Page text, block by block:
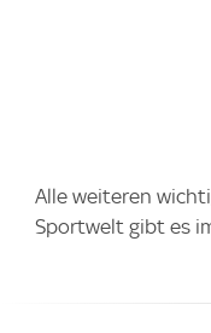
Alle weiteren
Sportwelt gibt es